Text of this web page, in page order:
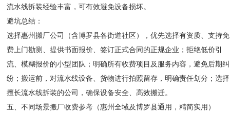
流水线拆装经验丰富，可有效避免设备损坏。
避坑总结：
选择惠州搬厂公司（含博罗县各街道社区），优先选择有资质、支持免
费上门勘测、提供书面报价、签订正式合同的正规企业；拒绝低价引
流、模糊报价的小型团队；明确所有收费项目及服务内容，避免后期纠
纷；搬运前，对流水线设备、货物进行拍照留存，明确责任划分；选择
擅长流水线拆装的公司，确保设备安全、高效搬迁。
五、不同场景搬厂收费参考（惠州全域及博罗县通用，精简实用）